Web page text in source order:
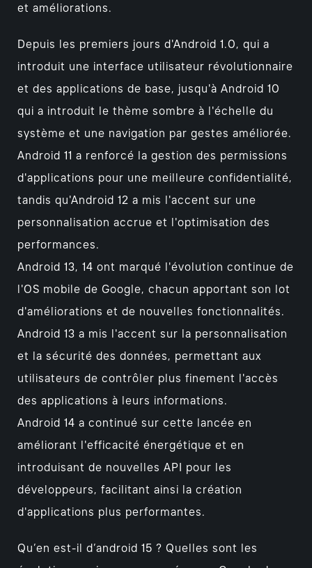
et améliorations.
Depuis les premiers jours d'Android 1.0, qui a
introduit une interface utilisateur révolutionnaire
et des applications de base, jusqu'à Android 10
qui a introduit le thème sombre à l'échelle du
système et une navigation par gestes améliorée.
Android 11 a renforcé la gestion des permissions
d'applications pour une meilleure confidentialité,
tandis qu'Android 12 a mis l'accent sur une
personnalisation accrue et l'optimisation des
performances.
Android 13, 14 ont marqué l'évolution continue de
l'OS mobile de Google, chacun apportant son lot
d'améliorations et de nouvelles fonctionnalités.
Android 13 a mis l'accent sur la personnalisation
et la sécurité des données, permettant aux
utilisateurs de contrôler plus finement l'accès
des applications à leurs informations.
Android 14 a continué sur cette lancée en
améliorant l'efficacité énergétique et en
introduisant de nouvelles API pour les
développeurs, facilitant ainsi la création
d'applications plus performantes.
Qu’en est-il d’android 15 ? Quelles sont les